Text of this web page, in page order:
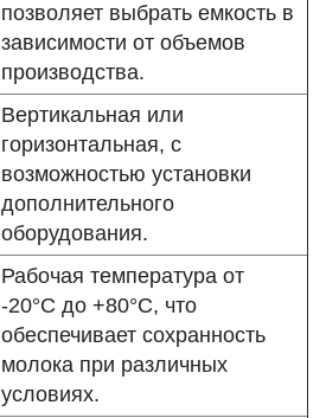
позволяет выбрать емкость в
зависимости от объемов
производства.
Вертикальная или
горизонтальная, с
возможностью установки
дополнительного
оборудования.
Рабочая температура от
-20°C до +80°C, что
обеспечивает сохранность
молока при различных
условиях.